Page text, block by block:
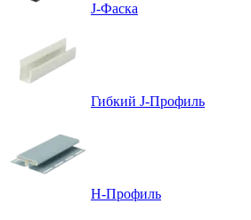
J-Фаска
Гибкий J-Профиль
H-Профиль